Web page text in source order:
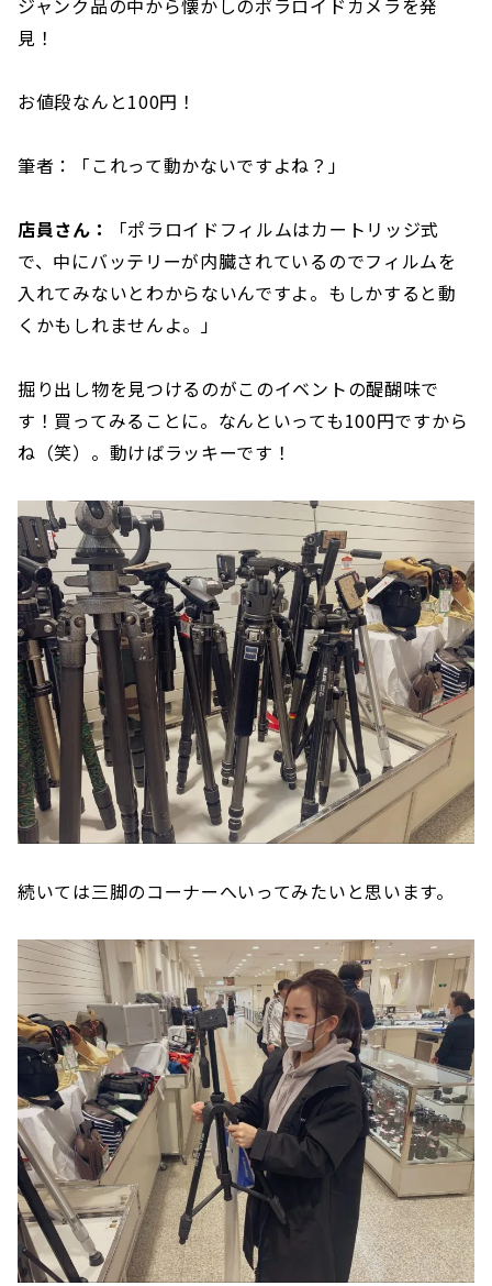
ジャンク品の中から懐かしのポラロイドカメラを発
見！
お値段なんと100円！
筆者：「これって動かないですよね？」
店員さん：
「ポラロイドフィルムはカートリッジ式
で、中にバッテリーが内臓されているのでフィルムを
入れてみないとわからないんですよ。もしかすると動
くかもしれませんよ。」
掘り出し物を見つけるのがこのイベントの醍醐味で
す！買ってみることに。なんといっても100円ですから
ね（笑）。動けばラッキーです！
続いては三脚のコーナーへいってみたいと思います。